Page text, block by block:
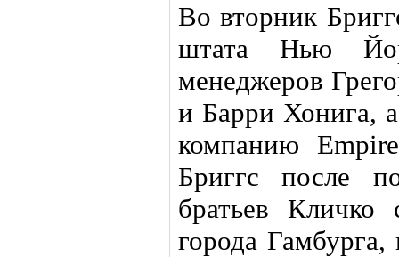
Во вторник
штата Нью
менеджеров
и Барри Хонига,
компанию
Бриггс после
братьев Кличко
города